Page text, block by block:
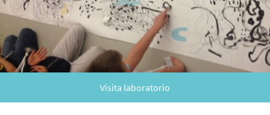
Visita laboratorio